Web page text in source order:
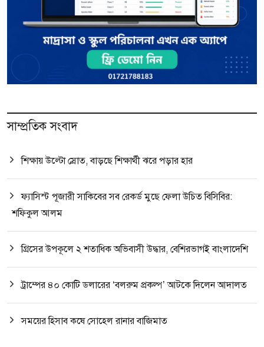
সাম্প্রতিক সংবাদ
শিক্ষায় উল্টো স্রোত, বাড়ছে শিক্ষার্থী ঝরে পড়ার হার
ফ্যাসিস্ট পূজারী সাকিবের সব রেকর্ড মুছে ফেলা উচিত বিসিবির:
শফিকুল আলম
গ্রিসের উপকূলে ২ শতাধিক অভিবাসী উদ্ধার, বেশিরভাগই বাংলাদেশি
ট্রাম্পের ৪০ কোটি ডলারের ‘বলরুম প্রকল্প’ আটকে দিলেন আদালত
সময়ের হিসাব কষে সোহেল রানার বাজিমাত